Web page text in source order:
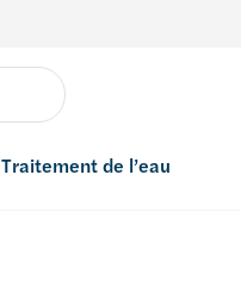
Traitement de l’eau